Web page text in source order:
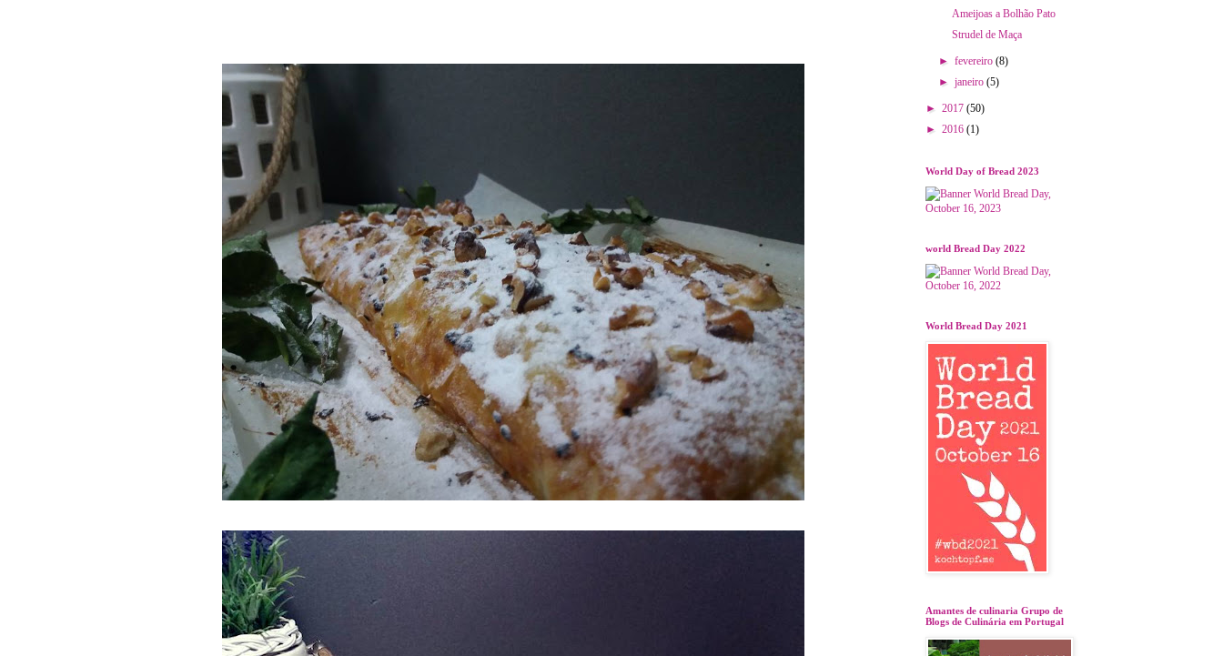
Ameijoas a Bolhão Pato
Strudel de Maça
► fevereiro (8)
► janeiro (5)
► 2017 (50)
► 2016 (1)
World Day of Bread 2023
world Bread Day 2022
World Bread Day 2021
Amantes de culinaria Grupo de
Blogs de Culinária em Portugal